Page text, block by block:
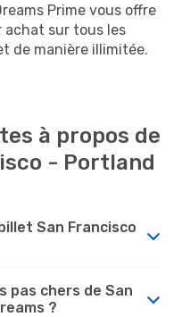
Prime vous offre
achat sur tous les
de manière illimitée.
à propos de
- Portland
San Francisco
pas chers de San
?